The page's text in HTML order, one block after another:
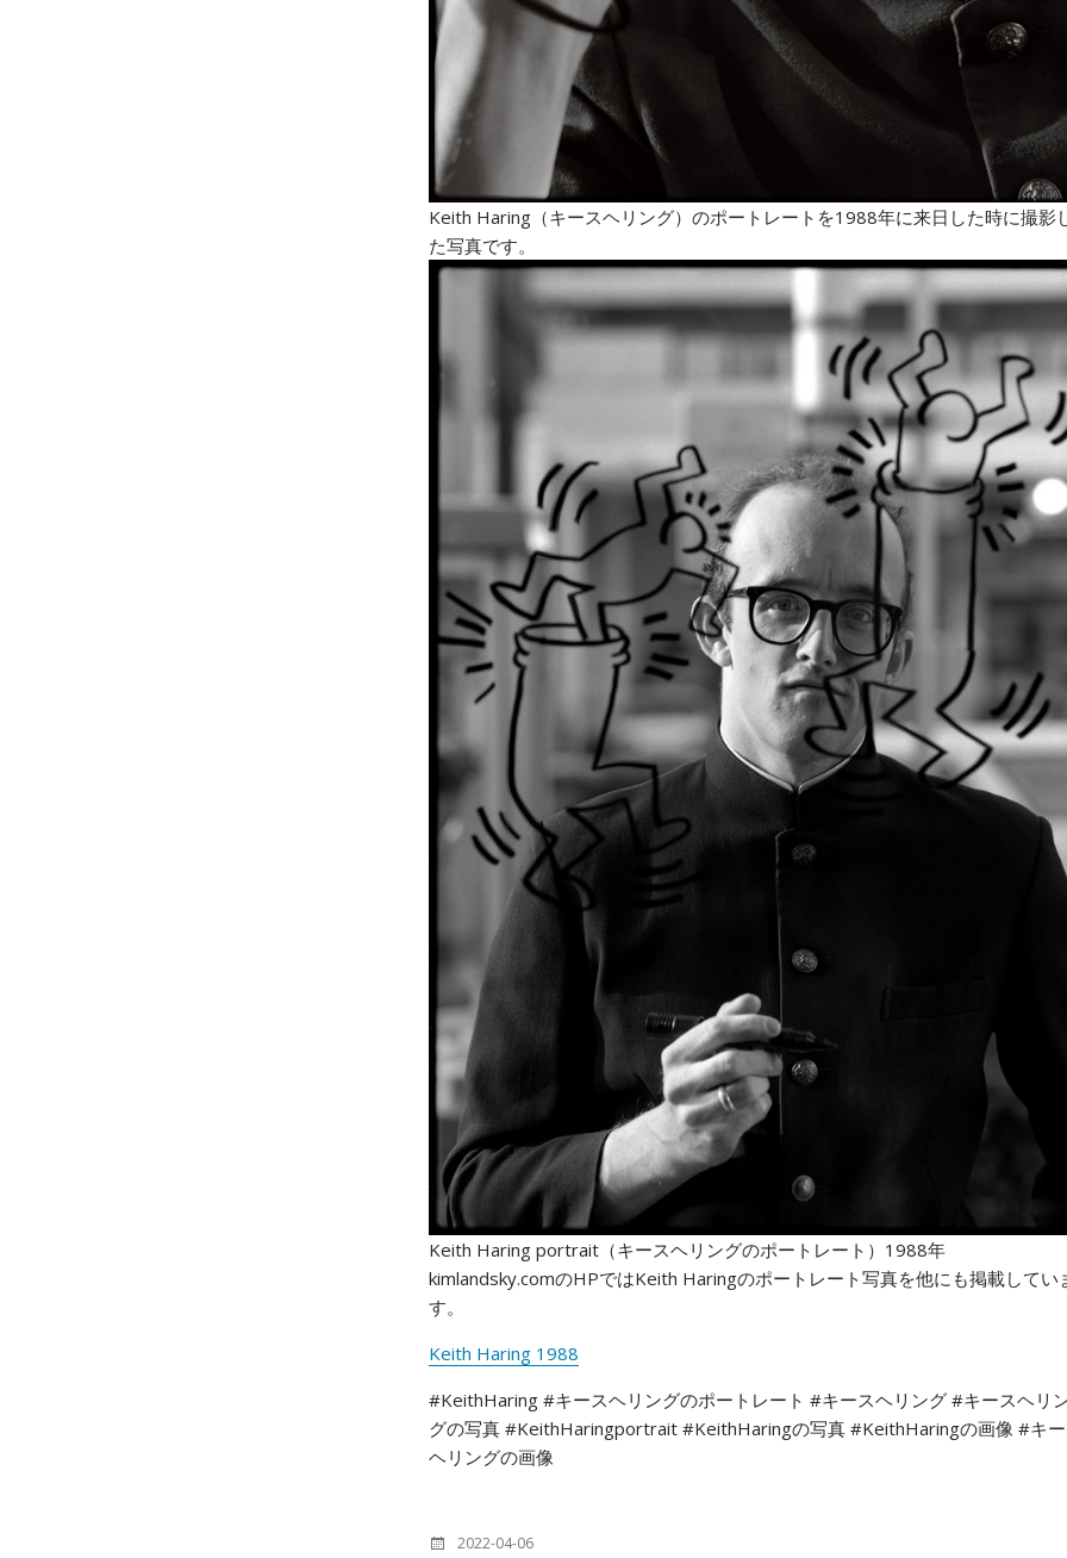
Keith Haring（キースヘリング）のポートレートを1988年に来日した時に撮影
た写真です。
Keith Haring portrait（キースヘリングのポートレート）1988年
kimlandsky.comのHPではKeith Haringのポートレート写真を他にも掲載してい
す。
Keith Haring 1988
#KeithHaring #キースヘリングのポートレート #キースヘリング #キースヘリ
グの写真 #KeithHaringportrait #KeithHaringの写真 #KeithHaringの画像 #キ
ヘリングの画像
投
2022-04-06